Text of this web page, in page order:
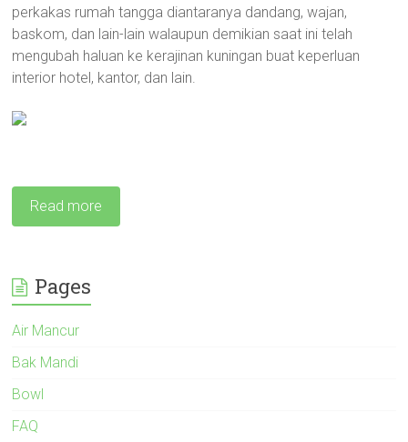
perkakas rumah tangga diantaranya dandang, wajan,
baskom, dan lain-lain walaupun demikian saat ini telah
mengubah haluan ke kerajinan kuningan buat keperluan
interior hotel, kantor, dan lain.
Read more
Pages
Air Mancur
Bak Mandi
Bowl
FAQ